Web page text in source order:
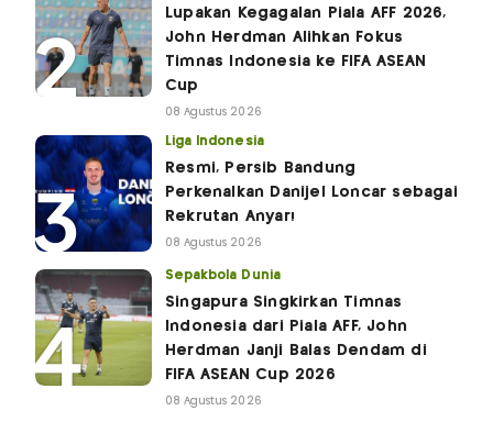
Lupakan Kegagalan Piala AFF 2026,
John Herdman Alihkan Fokus
Timnas Indonesia ke FIFA ASEAN
Cup
08 Agustus 2026
Liga Indonesia
Resmi, Persib Bandung
Perkenalkan Danijel Loncar sebagai
Rekrutan Anyar!
08 Agustus 2026
Sepakbola Dunia
Singapura Singkirkan Timnas
Indonesia dari Piala AFF, John
Herdman Janji Balas Dendam di
FIFA ASEAN Cup 2026
08 Agustus 2026